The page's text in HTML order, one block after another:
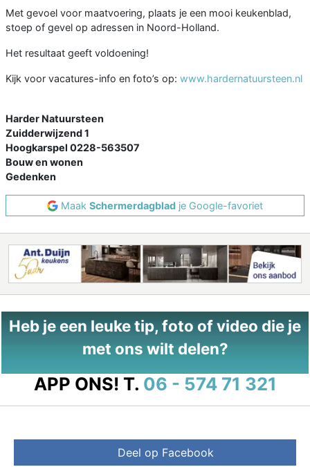
Met gevoel voor maatvoering, plaats je een mooi keukenblad,
stoep of gevel op adressen in Noord-Holland.
Het resultaat geeft voldoening!
Kijk voor vacatures-info en foto’s op: www.hardernatuursteen.nl
Harder Natuursteen
Zuidderwijzend 1
Hoogkarspel 0228-563507
Bouw en wonen
Gedenken
Maak Schermerdagblad je Google-favoriet
Heb je een leuke tip, foto of video die je
met ons wilt delen?
APP ONS! T. 06 - 574 71 321
Deel op Facebook